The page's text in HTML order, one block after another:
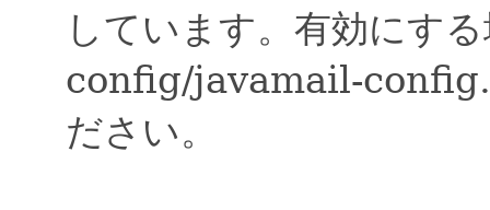
しています。有効にす
config/javamail-
ださい。